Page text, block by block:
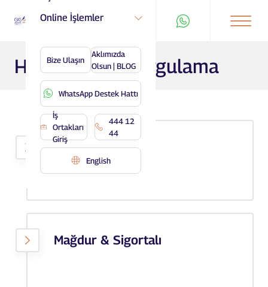
Online İşlemler
Bize Ulaşın
Aklımızda
Olsun | BLOG
WhatsApp Destek Hattı
İş
Ortakları
Giriş
444 12
44
English
Hasar Dosya Sorgulama
Acente
Mağdur & Sigortalı